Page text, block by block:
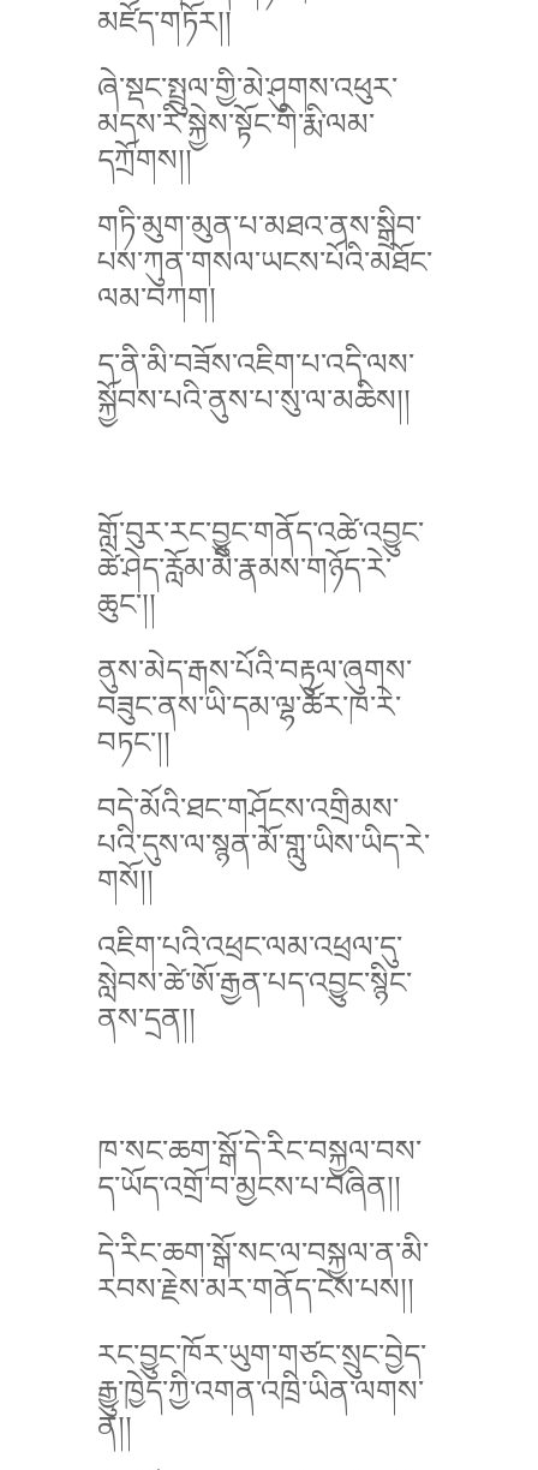
མཛོད་གཏོར།།
ཞེ་སྡང་སྤྲུལ་གྱི་མེ་ཤུགས་འཕུར་
མདས་རི་སྐྱེས་སྟོང་གི་རྨི་ལམ་
དཀྲོགས།།
གཏི་མུག་མུན་པ་མཐའ་ནས་སྒྲིབ་
པས་ཀུན་གསལ་ཡངས་པོའི་མཐོང་
ལམ་བཀག།
ད་ནི་མི་བཟོས་འཇིག་པ་འདི་ལས་
སྐྱོབས་པའི་ནུས་པ་སུ་ལ་མཆིས།།
གློ་བུར་རང་བྱུང་གནོད་འཚེ་འབྱུང་
ཚེ་ཤེད་རློམ་མི་རྣམས་གཉོད་རེ་
ཆུང་།།
ནུས་མེད་རྒས་པོའི་བརྟུལ་ཞུགས་
བཟུང་ནས་ཡི་དམ་ལྷ་ཚོར་ཁ་རེ་
བཏང་།།
བདེ་མོའི་ཐང་གཤོངས་འགྲིམས་
པའི་དུས་ལ་སྙན་མོ་གླུ་ཡིས་ཡིད་རེ་
གསོ།།
འཇིག་པའི་འཕྲང་ལམ་འཕྲལ་དུ་
སླེབས་ཚེ་ཨོ་རྒྱན་པད་འབྱུང་སྙིང་
ནས་དྲན།།
ཁ་སང་ཆག་སྒོ་དེ་རིང་བསྐྱལ་བས་
ད་ཡོད་འགྲོ་བ་མྱངས་པ་བཞིན།།
དེ་རིང་ཆག་སྒོ་སང་ལ་བསྐྱལ་ན་མི་
རབས་རྗེས་མར་གནོད་ངེས་པས།།
རང་བྱུང་ཁོར་ཡུག་གཙང་སྲུང་བྱེད་
རྒྱུ་ཁྱེད་ཀྱི་འགན་འཁྲི་ཡིན་ལགས་
ན།།